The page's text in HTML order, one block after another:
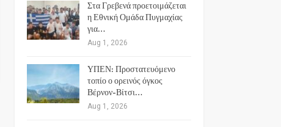
Στα Γρεβενά προετοιμάζεται
η Εθνική Ομάδα Πυγμαχίας
για…
Aug 1, 2026
ΥΠΕΝ: Προστατευόμενο
τοπίο ο ορεινός όγκος
Βέρνον-Βίτσι…
Aug 1, 2026